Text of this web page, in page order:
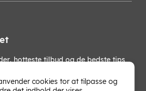
hotteste tilbud og de bedste tips
cookies tor at tilpasse og